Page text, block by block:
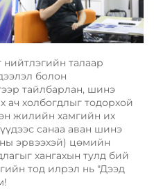
талаар
болон
тайлбарлан, шинэ
ач холбогдлыг тодорхой
жилийн хамгийн их
санаа аван шинэ
эрвээхэй) цөмийн
хангахын тулд бий
тод илрэл нь "Дээд